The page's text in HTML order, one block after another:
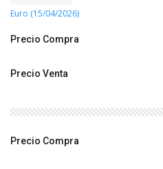
Euro (15/04/2026)
Precio Compra
Precio Venta
Precio Compra